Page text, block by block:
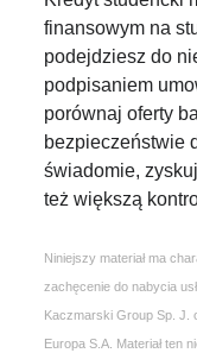
finansowym na
podejdziesz do
podpisaniem
porównaj oferty
bezpieczeństwie
świadomie,
też większą
Niniejszy materiał ma
zachęcenie do nabycia
Kaczmarski Group Sp. J.
Europa S.A. Materiał ten